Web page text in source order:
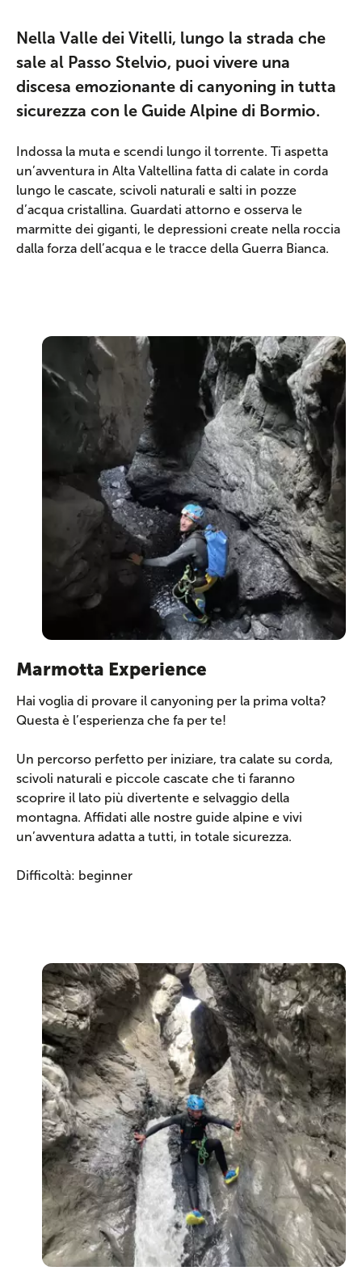
Nella Valle dei Vitelli, lungo la strada che
sale al Passo Stelvio, puoi vivere una
discesa emozionante di canyoning in tutta
sicurezza con le Guide Alpine di Bormio.
Indossa la muta e scendi lungo il torrente. Ti aspetta
un’avventura in Alta Valtellina fatta di calate in corda
lungo le cascate, scivoli naturali e salti in pozze
d’acqua cristallina. Guardati attorno e osserva le
marmitte dei giganti, le depressioni create nella roccia
dalla forza dell’acqua e le tracce della Guerra Bianca.
Marmotta Experience
Hai voglia di provare il canyoning per la prima volta?
Questa è l’esperienza che fa per te!
Un percorso perfetto per iniziare, tra calate su corda,
scivoli naturali e piccole cascate che ti faranno
scoprire il lato più divertente e selvaggio della
montagna. Affidati alle nostre guide alpine e vivi
un’avventura adatta a tutti, in totale sicurezza.
Difficoltà: beginner